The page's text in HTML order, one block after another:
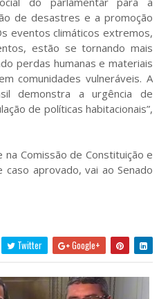
de desastres e a promoção
eventos climáticos extremos,
estão se tornando mais
perdas humanas e materiais
comunidades vulneráveis. A
demonstra a urgência de
de políticas habitacionais”,
Comissão de Constituição e
caso aprovado, vai ao Senado
Twitter Google+